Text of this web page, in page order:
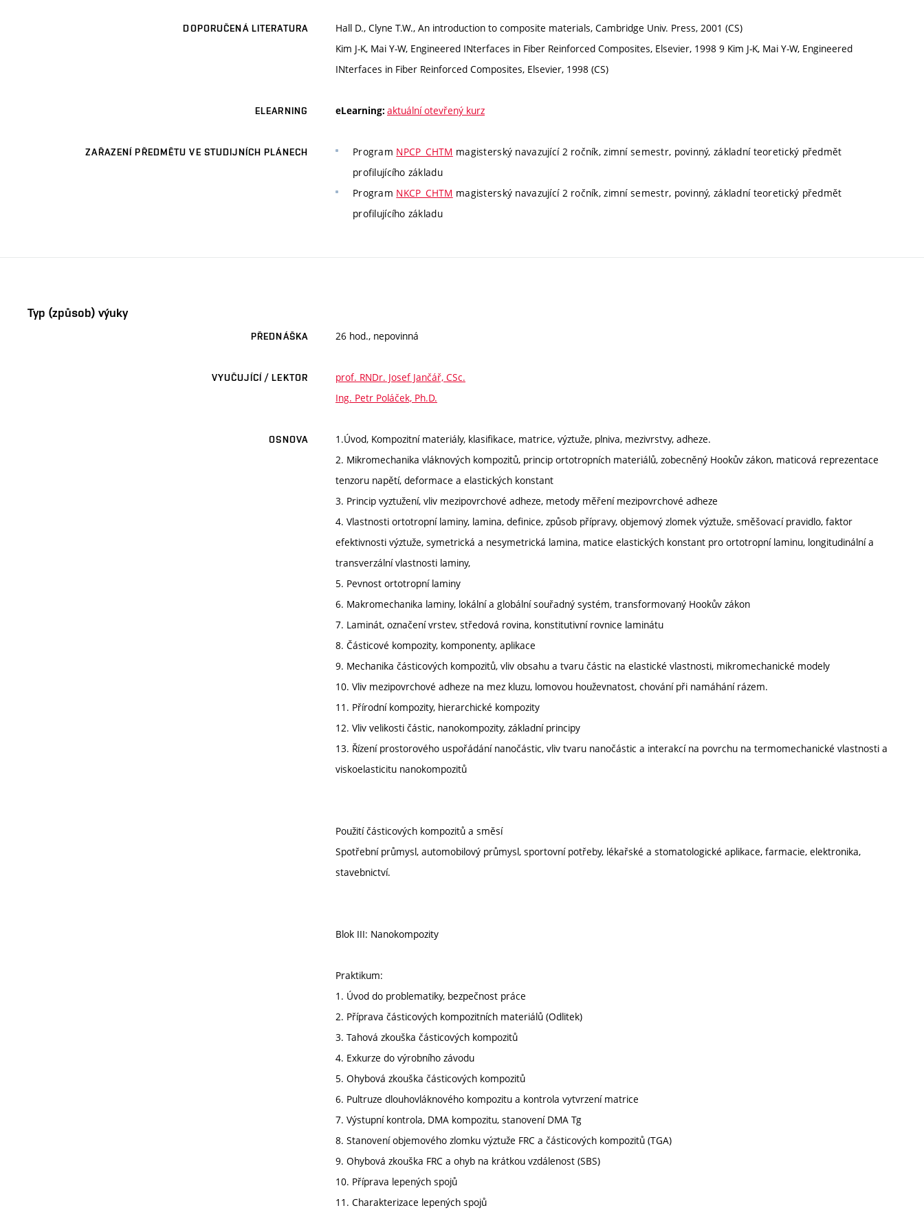
DOPORUČENÁ LITERATURA
Hall D., Clyne T.W., An introduction to composite materials, Cambridge Univ. Press, 2001 (CS)
Kim J-K, Mai Y-W, Engineered INterfaces in Fiber Reinforced Composites, Elsevier, 1998 9 Kim J-K, Mai Y-W, Engineered
INterfaces in Fiber Reinforced Composites, Elsevier, 1998 (CS)
ELEARNING eLearning: aktuální otevřený kurz
ZAŘAZENÍ PŘEDMĚTU VE STUDIJNÍCH PLÁNECH Program NPCP_CHTM magisterský navazující 2 ročník, zimní semestr, povinný, základní teoretický předmět
profilujícího základu
Program NKCP_CHTM magisterský navazující 2 ročník, zimní semestr, povinný, základní teoretický předmět
profilujícího základu
Typ (způsob) výuky
PŘEDNÁŠKA 26 hod., nepovinná
VYUČUJÍCÍ / LEKTOR
prof. RNDr. Josef Jančář, CSc.
Ing. Petr Poláček, Ph.D.
OSNOVA
1.Úvod, Kompozitní materiály, klasifikace, matrice, výztuže, plniva, mezivrstvy, adheze.
2. Mikromechanika vláknových kompozitů, princip ortotropních materiálů, zobecněný Hookův zákon, maticová reprezentace
tenzoru napětí, deformace a elastických konstant
3. Princip vyztužení, vliv mezipovrchové adheze, metody měření mezipovrchové adheze
4. Vlastnosti ortotropní laminy, lamina, definice, způsob přípravy, objemový zlomek výztuže, směšovací pravidlo, faktor
efektivnosti výztuže, symetrická a nesymetrická lamina, matice elastických konstant pro ortotropní laminu, longitudinální a
transverzální vlastnosti laminy,
5. Pevnost ortotropní laminy
6. Makromechanika laminy, lokální a globální souřadný systém, transformovaný Hookův zákon
7. Laminát, označení vrstev, středová rovina, konstitutivní rovnice laminátu
8. Částicové kompozity, komponenty, aplikace
9. Mechanika částicových kompozitů, vliv obsahu a tvaru částic na elastické vlastnosti, mikromechanické modely
10. Vliv mezipovrchové adheze na mez kluzu, lomovou houževnatost, chování při namáhání rázem.
11. Přírodní kompozity, hierarchické kompozity
12. Vliv velikosti částic, nanokompozity, základní principy
13. Řízení prostorového uspořádání nanočástic, vliv tvaru nanočástic a interakcí na povrchu na termomechanické vlastnosti a
viskoelasticitu nanokompozitů
Použití částicových kompozitů a směsí
Spotřební průmysl, automobilový průmysl, sportovní potřeby, lékařské a stomatologické aplikace, farmacie, elektronika,
stavebnictví.
Blok III: Nanokompozity
Praktikum:
1. Úvod do problematiky, bezpečnost práce
2. Příprava částicových kompozitních materiálů (Odlitek)
3. Tahová zkouška částicových kompozitů
4. Exkurze do výrobního závodu
5. Ohybová zkouška částicových kompozitů
6. Pultruze dlouhovláknového kompozitu a kontrola vytvrzení matrice
7. Výstupní kontrola, DMA kompozitu, stanovení DMA Tg
8. Stanovení objemového zlomku výztuže FRC a částicových kompozitů (TGA)
9. Ohybová zkouška FRC a ohyb na krátkou vzdálenost (SBS)
10. Příprava lepených spojů
11. Charakterizace lepených spojů